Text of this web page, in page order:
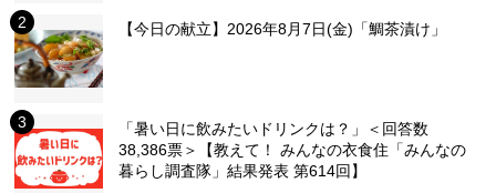
【今日の献立】2026年8月7日(金)「鯛茶漬け」
「暑い日に飲みたいドリンクは？」＜回答数
38,386票＞【教えて！ みんなの衣食住「みんなの
暮らし調査隊」結果発表 第614回】